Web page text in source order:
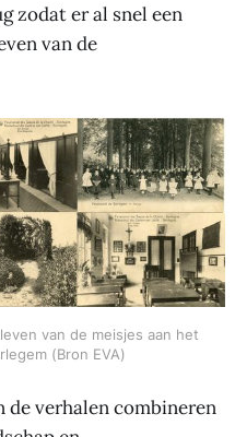
zodat er al snel een
van de
van de meisjes aan het
(Bron EVA)
de verhalen combineren